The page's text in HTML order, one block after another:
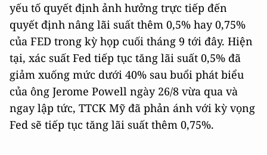
yếu tố quyết định ảnh hưởng trực tiếp đến
quyết định nâng lãi suất thêm 0,5% hay 0,75%
của FED trong kỳ họp cuối tháng 9 tới đây. Hiện
tại, xác suất Fed tiếp tục tăng lãi suất 0,5% đã
giảm xuống mức dưới 40% sau buổi phát biểu
của ông Jerome Powell ngày 26/8 vừa qua và
ngay lập tức, TTCK Mỹ đã phản ánh với kỳ vọng
Fed sẽ tiếp tục tăng lãi suất thêm 0,75%.